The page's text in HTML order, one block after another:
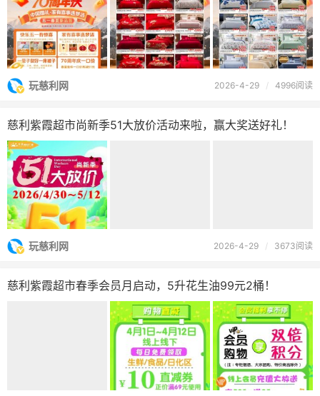
玩慈利网 2026-4-29 / 4996阅读
慈利紫霞超市尚新季51大放价活动来啦，赢大奖送好礼！
玩慈利网 2026-4-29 / 3673阅读
慈利紫霞超市春季会员月启动，5升花生油99元2桶！